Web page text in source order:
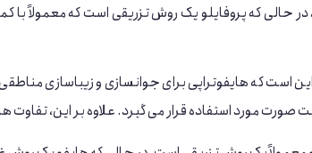
حالی که پروفایلو یک روش تزریقی است که معمولاً با
است که هایفوتراپی برای جوانسازی و زیباسازی
صورت مورد استفاده قرار می ‌گیرد. علاوه بر این، تفاوت